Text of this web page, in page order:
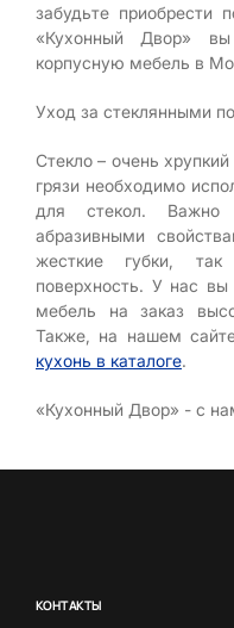
забудьте приобрести
«Кухонный Двор»
корпусную мебель в
Уход за стеклянными
Стекло – очень
грязи необходимо
для стекол. Важно
абразивными
жесткие губки,
поверхность. У нас
мебель на заказ
Также, на нашем
кухонь в каталоге.
«Кухонный Двор» - с
КОНТАКТЫ